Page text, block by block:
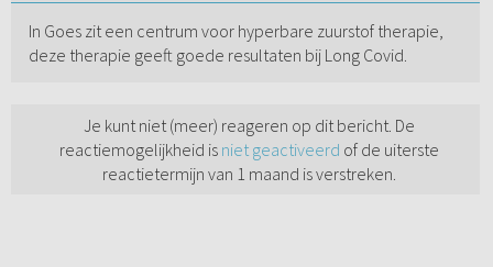
In Goes zit een centrum voor hyperbare zuurstof therapie,
deze therapie geeft goede resultaten bij Long Covid.
Je kunt niet (meer) reageren op dit bericht. De
reactiemogelijkheid is niet geactiveerd of de uiterste
reactietermijn van 1 maand is verstreken.